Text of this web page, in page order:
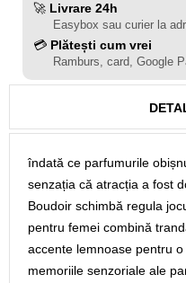
🚀 Livrare 24h
Easybox sau curier la
💳 Plătești cum vrei
Ramburs, card, Google
îndată ce parfumurile
senzația că atracția a fost
Boudoir schimbă regula
pentru femei combină
accente lemnoase pentru
memoriile senzoriale ale